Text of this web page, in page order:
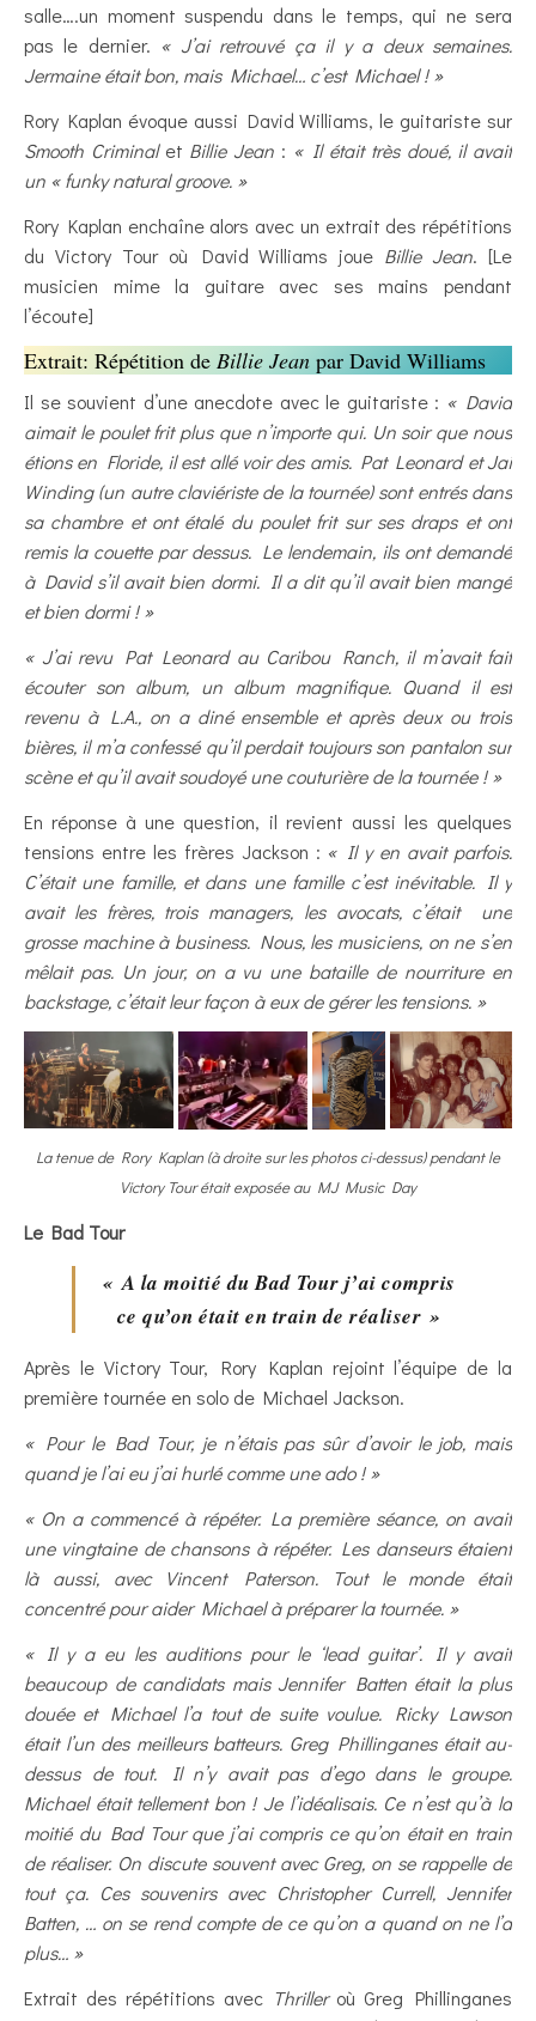
salle….un moment suspendu dans le temps, qui ne sera
pas le dernier. « J’ai retrouvé ça il y a deux semaines.
Jermaine était bon, mais Michael… c’est Michael ! »
Rory Kaplan évoque aussi David Williams, le guitariste sur
Smooth Criminalet Billie Jean : « Il était très doué, il avait
un « funky natural groove. »
Rory Kaplan enchaîne alors avec un extrait des répétitions
du Victory Tour où David Williams joue Billie Jean. [Le
musicien mime la guitare avec ses mains pendant
l’écoute]
Extrait: Répétition de Billie Jean par David Williams
Il se souvient d’une anecdote avec le guitariste : « David
aimait le poulet frit plus que n’importe qui. Un soir que nous
étions en Floride, il est allé voir des amis. Pat Leonard et Jai
Winding (un autre claviériste de la tournée) sont entrés dans
sa chambre et ont étalé du poulet frit sur ses draps et ont
remis la couette par dessus. Le lendemain, ils ont demandé
à David s’il avait bien dormi. Il a dit qu’il avait bien mangé
et bien dormi ! »
« J’ai revu Pat Leonard au Caribou Ranch, il m’avait fait
écouter son album, un album magnifique. Quand il est
revenu à L.A., on a diné ensemble et après deux ou trois
bières, il m’a confessé qu’il perdait toujours son pantalon sur
scène et qu’il avait soudoyé une couturière de la tournée ! »
En réponse à une question, il revient aussi les quelques
tensions entre les frères Jackson : « Il y en avait parfois.
C’était une famille, et dans une famille c’est inévitable. Il y
avait les frères, trois managers, les avocats, c’était une
grosse machine à business. Nous, les musiciens, on ne s’en
mêlait pas. Un jour, on a vu une bataille de nourriture en
backstage, c’était leur façon à eux de gérer les tensions. »
La tenue de Rory Kaplan (à droite sur les photos ci-dessus) pendant le
Victory Tour était exposée au MJ Music Day
Le Bad Tour
« A la moitié du Bad Tour j’ai compris
ce qu’on était en train de réaliser »
Après le Victory Tour, Rory Kaplan rejoint l’équipe de la
première tournée en solo de Michael Jackson.
« Pour le Bad Tour, je n’étais pas sûr d’avoir le job, mais
quand je l’ai eu j’ai hurlé comme une ado ! »
« On a commencé à répéter. La première séance, on avait
une vingtaine de chansons à répéter. Les danseurs étaient
là aussi, avec Vincent Paterson. Tout le monde était
concentré pour aider Michael à préparer la tournée. »
« Il y a eu les auditions pour le ‘lead guitar’. Il y avait
beaucoup de candidats mais Jennifer Batten était la plus
douée et Michael l’a tout de suite voulue. Ricky Lawson
était l’un des meilleurs batteurs. Greg Phillinganes était au-
dessus de tout. Il n’y avait pas d’ego dans le groupe.
Michael était tellement bon ! Je l’idéalisais. Ce n’est qu’à la
moitié du Bad Tour que j’ai compris ce qu’on était en train
de réaliser. On discute souvent avec Greg, on se rappelle de
tout ça. Ces souvenirs avec Christopher Currell, Jennifer
Batten, … on se rend compte de ce qu’on a quand on ne l’a
plus… »
Extrait des répétitions avec Thrilleroù Greg Phillinganes